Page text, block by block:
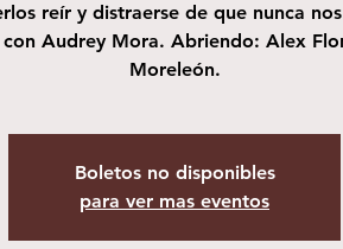
reír y distraerse de que nunca
con Audrey Mora. Abriendo: Alex
Moreleón.
Boletos no disponibles
para ver mas eventos